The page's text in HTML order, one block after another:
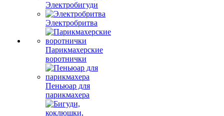
Электробигуди
Электробритва
Парикмахерские
воротнички
Пеньюар для
парикмахера